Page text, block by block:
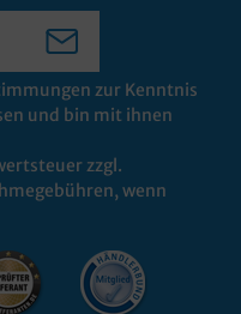
zur Kenntnis
und bin mit ihnen
zzgl.
wenn